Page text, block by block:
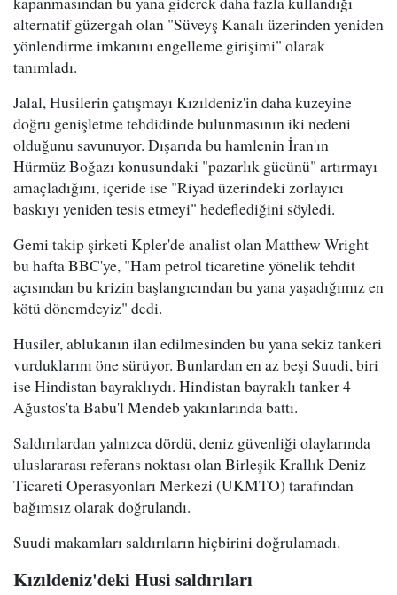
alternatif güzergah olan "Süveyş Kanalı üzerinden yeniden
yönlendirme imkanını engelleme girişimi" olarak
tanımladı.
Jalal, Husilerin çatışmayı Kızıldeniz'in daha kuzeyine
doğru genişletme tehdidinde bulunmasının iki nedeni
olduğunu savunuyor. Dışarıda bu hamlenin İran'ın
Hürmüz Boğazı konusundaki "pazarlık gücünü" artırmayı
amaçladığını, içeride ise "Riyad üzerindeki zorlayıcı
baskıyı yeniden tesis etmeyi" hedeflediğini söyledi.
Gemi takip şirketi Kpler'de analist olan Matthew Wright
bu hafta BBC'ye, "Ham petrol ticaretine yönelik tehdit
açısından bu krizin başlangıcından bu yana yaşadığımız en
kötü dönemdeyiz" dedi.
Husiler, ablukanın ilan edilmesinden bu yana sekiz tankeri
vurduklarını öne sürüyor. Bunlardan en az beşi Suudi, biri
ise Hindistan bayraklıydı. Hindistan bayraklı tanker 4
Ağustos'ta Babu'l Mendeb yakınlarında battı.
Saldırılardan yalnızca dördü, deniz güvenliği olaylarında
uluslararası referans noktası olan Birleşik Krallık Deniz
Ticareti Operasyonları Merkezi (UKMTO) tarafından
bağımsız olarak doğrulandı.
Suudi makamları saldırıların hiçbirini doğrulamadı.
Kızıldeniz'deki Husi saldırıları